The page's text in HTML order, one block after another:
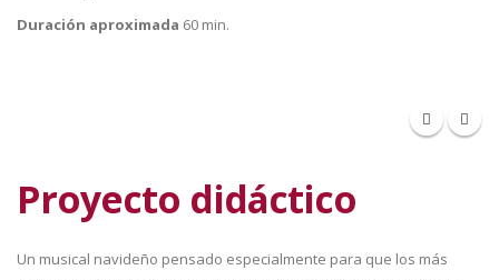
Duración aproximada 60 min.
Proyecto didáctico
Un musical navideño pensado especialmente para que los más